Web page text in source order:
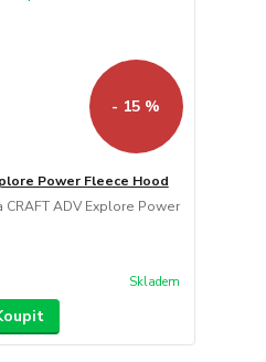
- 15 %
Power Fleece Hood
ADV Explore Power
Skladem